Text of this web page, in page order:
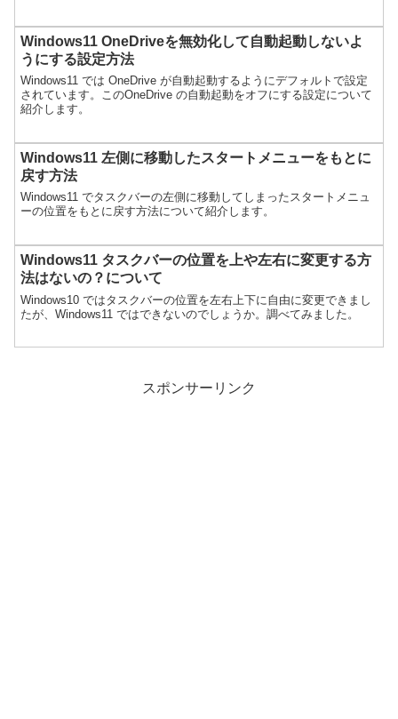
Windows11 OneDriveを無効化して自動起動しないよ
うにする設定方法
Windows11 では OneDrive が自動起動するようにデフォルトで設定
されています。このOneDrive の自動起動をオフにする設定について
紹介します。
Windows11 左側に移動したスタートメニューをもとに
戻す方法
Windows11 でタスクバーの左側に移動してしまったスタートメニュ
ーの位置をもとに戻す方法について紹介します。
Windows11 タスクバーの位置を上や左右に変更する方
法はないの？について
Windows10 ではタスクバーの位置を左右上下に自由に変更できまし
たが、Windows11 ではできないのでしょうか。調べてみました。
スポンサーリンク